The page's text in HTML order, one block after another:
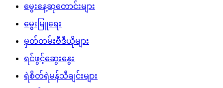
မွေးနေ့ဆုတောင်းများ
မွေးမြူရေး
မှတ်တမ်းဗီဒီယိုများ
ရင်ဖွင့်ဆွေးနွေး
ရဲစိတ်ရဲမန်သီချင်းများ